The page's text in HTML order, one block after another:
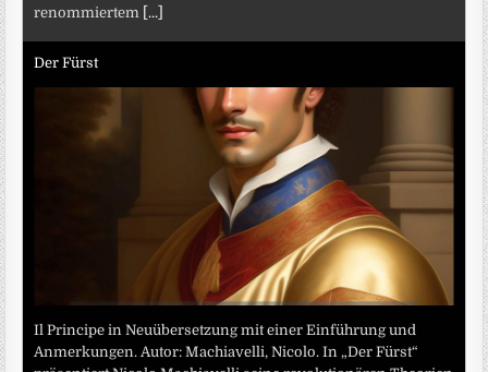
renommiertem
[...]
Der Fürst
Il Principe in Neuübersetzung mit einer Einführung und
Anmerkungen. Autor: Machiavelli, Nicolo. In „Der Fürst“